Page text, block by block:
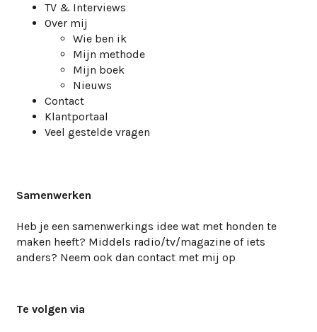
TV & Interviews
Over mij
Wie ben ik
Mijn methode
Mijn boek
Nieuws
Contact
Klantportaal
Veel gestelde vragen
Samenwerken
Heb je een samenwerkings idee wat met honden te
maken heeft? Middels radio/tv/magazine of iets
anders? Neem ook dan contact met mij op
Te volgen via